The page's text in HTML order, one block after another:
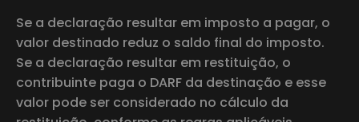
Se a declaração resultar em imposto a pagar, o
valor destinado reduz o saldo final do imposto.
Se a declaração resultar em restituição, o
contribuinte paga o DARF da destinação e esse
valor pode ser considerado no cálculo da